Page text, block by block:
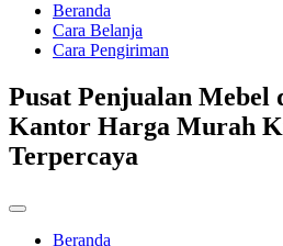
Beranda
Cara Belanja
Cara Pengiriman
Pusat Penjualan Mebel
Kantor Harga Murah
Terpercaya
Beranda